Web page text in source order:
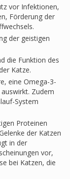
vor Infektionen,
Förderung der
der geistigen
die Funktion des
Katze.
eine Omega-3-
Zudem
System
Proteinen
der Katzen
in der
vor,
bei Katzen, die